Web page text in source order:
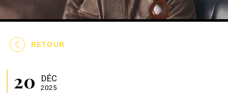
RETOUR
20 DÉC
2025